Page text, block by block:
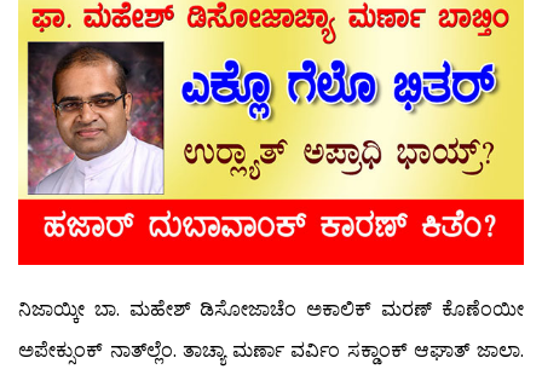
ನಿಜಾಯ್ಕೀ ಬಾ. ಮಹೇಶ್ ಡಿಸೋಜಾಚೆಂ ಅಕಾಲಿಕ್ ಮರಣ್ ಕೊಣೆಂಯೀ
ಅಪೇಕ್ಸುಂಕ್ ನಾತ್‍ಲ್ಲೆಂ. ತಾಚ್ಯಾ ಮರ್ಣಾ ವರ್ವಿಂ ಸಕ್ಡಾಂಕ್ ಆಘಾತ್ ಜಾಲಾ.